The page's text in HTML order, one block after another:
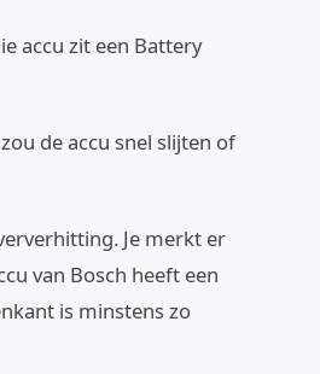
accu zit een Battery
de accu snel slijten of
Je merkt er
van Bosch heeft een
is minstens zo